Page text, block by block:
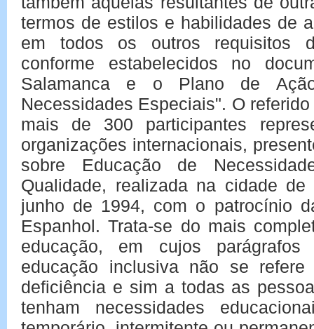
termos de estilos e habilidades de
em todos os outros requisitos
conforme estabelecidos no
Salamanca e o Plano de
Necessidades Especiais". O
mais de 300 participantes
organizações internacionais,
sobre Educação de
Qualidade, realizada na cidade
junho de 1994, com o patrocínio
Espanhol. Trata-se do mais
educação, em cujos
educação inclusiva não se
deficiência e sim a todas as
tenham necessidades